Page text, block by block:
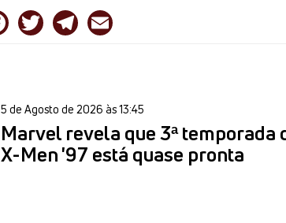
5 de Agosto de 2026 às 13:45
Marvel revela que 3ª temporada
X-Men '97 está quase pronta